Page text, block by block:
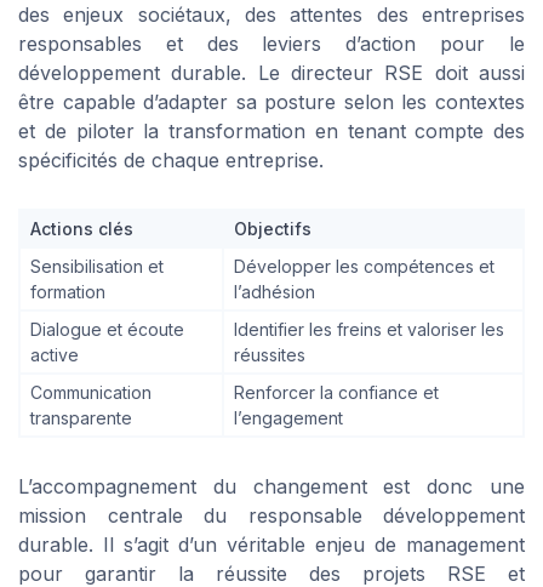
des enjeux sociétaux, des attentes des entreprises
responsables et des leviers d’action pour le
développement durable. Le directeur RSE doit aussi
être capable d’adapter sa posture selon les contextes
et de piloter la transformation en tenant compte des
spécificités de chaque entreprise.
Actions clés
Objectifs
Sensibilisation et
formation
Développer les compétences et
l’adhésion
Dialogue et écoute
active
Identifier les freins et valoriser les
réussites
Communication
transparente
Renforcer la confiance et
l’engagement
L’accompagnement du changement est donc une
mission centrale du responsable développement
durable. Il s’agit d’un véritable enjeu de management
pour garantir la réussite des projets RSE et